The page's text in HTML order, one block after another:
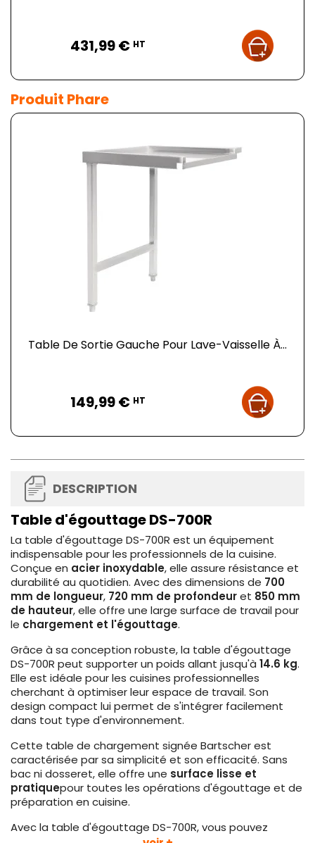
431,99 € HT
Produit Phare
Table De Sortie Gauche Pour Lave-Vaisselle À...
149,99 € HT
DESCRIPTION
Table d'égouttage DS-700R
La table d'égouttage DS-700R est un équipement
indispensable pour les professionnels de la cuisine.
Conçue en acier inoxydable, elle assure résistance et
durabilité au quotidien. Avec des dimensions de 700
mm de longueur, 720 mm de profondeuret 850 mm
de hauteur, elle offre une large surface de travail pour
le chargement et l'égouttage.
Grâce à sa conception robuste, la table d'égouttage
DS-700R peut supporter un poids allant jusqu'à 14.6 kg.
Elle est idéale pour les cuisines professionnelles
cherchant à optimiser leur espace de travail. Son
design compact lui permet de s'intégrer facilement
dans tout type d'environnement.
Cette table de chargement signée Bartscher est
caractérisée par sa simplicité et son efficacité. Sans
bac ni dosseret, elle offre une surface lisse et
pratiquepour toutes les opérations d'égouttage et de
préparation en cuisine.
Avec la table d'égouttage DS-700R, vous pouvez